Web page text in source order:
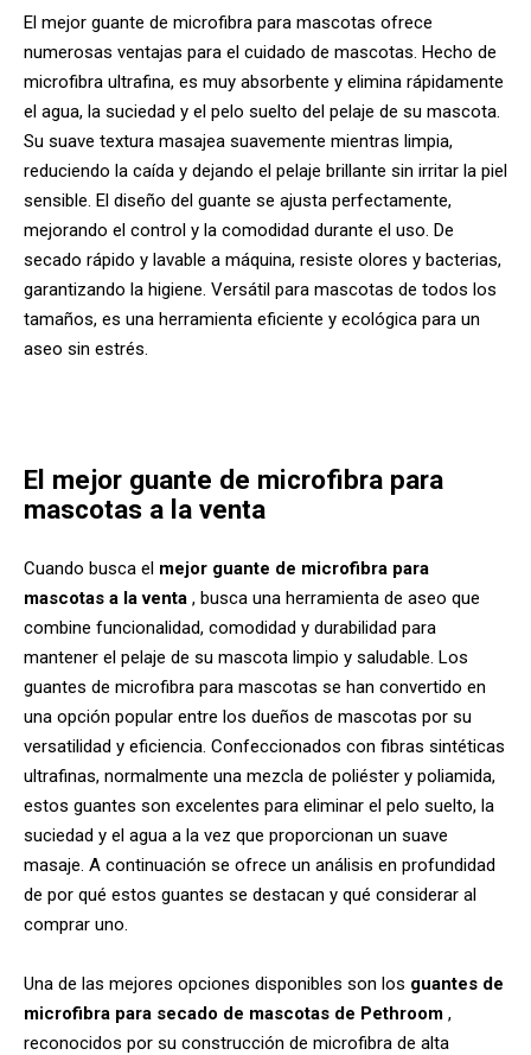
El mejor guante de microfibra para mascotas ofrece
numerosas ventajas para el cuidado de mascotas. Hecho de
microfibra ultrafina, es muy absorbente y elimina rápidamente
el agua, la suciedad y el pelo suelto del pelaje de su mascota.
Su suave textura masajea suavemente mientras limpia,
reduciendo la caída y dejando el pelaje brillante sin irritar la piel
sensible. El diseño del guante se ajusta perfectamente,
mejorando el control y la comodidad durante el uso. De
secado rápido y lavable a máquina, resiste olores y bacterias,
garantizando la higiene. Versátil para mascotas de todos los
tamaños, es una herramienta eficiente y ecológica para un
aseo sin estrés.
El mejor guante de microfibra para
mascotas a la venta
Cuando busca el mejor guante de microfibra para
mascotas a la venta , busca una herramienta de aseo que
combine funcionalidad, comodidad y durabilidad para
mantener el pelaje de su mascota limpio y saludable. Los
guantes de microfibra para mascotas se han convertido en
una opción popular entre los dueños de mascotas por su
versatilidad y eficiencia. Confeccionados con fibras sintéticas
ultrafinas, normalmente una mezcla de poliéster y poliamida,
estos guantes son excelentes para eliminar el pelo suelto, la
suciedad y el agua a la vez que proporcionan un suave
masaje. A continuación se ofrece un análisis en profundidad
de por qué estos guantes se destacan y qué considerar al
comprar uno.
Una de las mejores opciones disponibles son los guantes de
microfibra para secado de mascotas de Pethroom ,
reconocidos por su construcción de microfibra de alta